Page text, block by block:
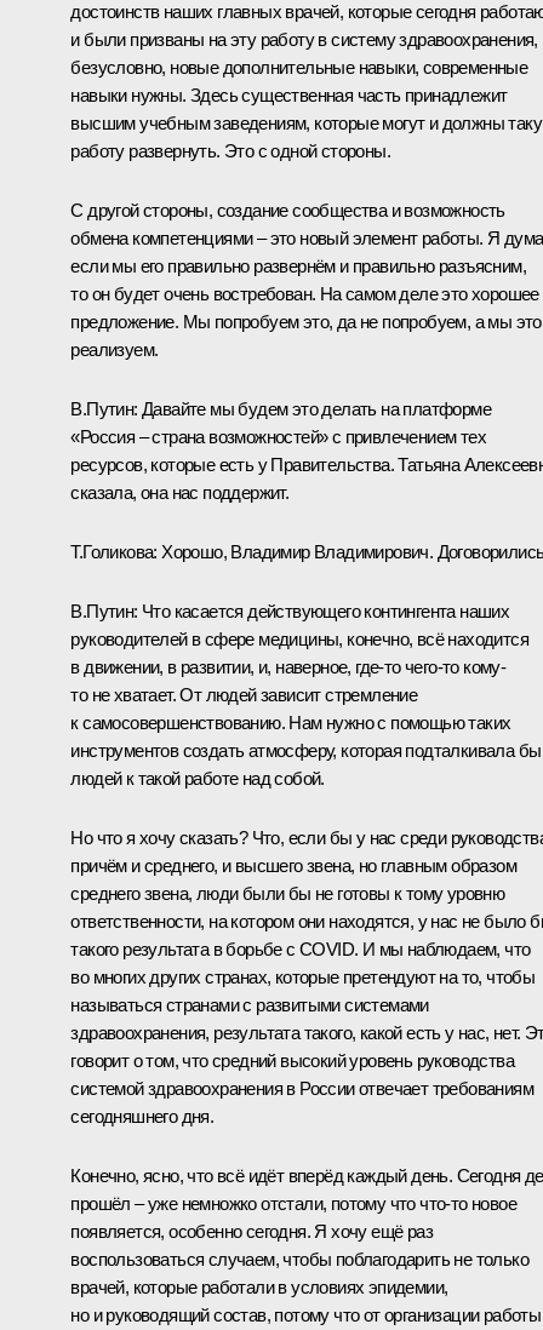
достоинств наших главных врачей, которые сегодня
и были призваны на эту работу в систему здравоохранения,
безусловно, новые дополнительные навыки, современные
навыки нужны. Здесь существенная часть принадлежит
высшим учебным заведениям, которые могут и должны
работу развернуть. Это с одной стороны.
С другой стороны, создание сообщества и возможность
обмена компетенциями – это новый элемент работы. Я
если мы его правильно развернём и правильно разъясним,
то он будет очень востребован. На самом деле это хорошее
предложение. Мы попробуем это, да не попробуем, а мы это
реализуем.
В.Путин: Давайте мы будем это делать на платформе
«Россия – страна возможностей» с привлечением тех
ресурсов, которые есть у Правительства. Татьяна
сказала, она нас поддержит.
Т.Голикова: Хорошо, Владимир Владимирович.
В.Путин: Что касается действующего контингента наших
руководителей в сфере медицины, конечно, всё находится
в движении, в развитии, и, наверное, где-то чего-то кому-
то не хватает. От людей зависит стремление
к самосовершенствованию. Нам нужно с помощью таких
инструментов создать атмосферу, которая подталкивала бы
людей к такой работе над собой.
Но что я хочу сказать? Что, если бы у нас среди
причём и среднего, и высшего звена, но главным образом
среднего звена, люди были бы не готовы к тому уровню
ответственности, на котором они находятся, у нас не было
такого результата в борьбе с COVID. И мы наблюдаем, что
во многих других странах, которые претендуют на то, чтобы
называться странами с развитыми системами
здравоохранения, результата такого, какой есть у нас, нет.
говорит о том, что средний высокий уровень руководства
системой здравоохранения в России отвечает требованиям
сегодняшнего дня.
Конечно, ясно, что всё идёт вперёд каждый день. Сегодня
прошёл – уже немножко отстали, потому что что-то новое
появляется, особенно сегодня. Я хочу ещё раз
воспользоваться случаем, чтобы поблагодарить не только
врачей, которые работали в условиях эпидемии,
но и руководящий состав, потому что от организации работы